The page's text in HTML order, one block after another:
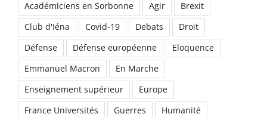
Académiciens en Sorbonne Agir
Brexit
Club d'Iéna
Covid-19 Debats
Droit
Défense
Défense européenne
Eloquence
Emmanuel Macron
En Marche
Enseignement supérieur
Europe
France Universités
Guerres
Humanité